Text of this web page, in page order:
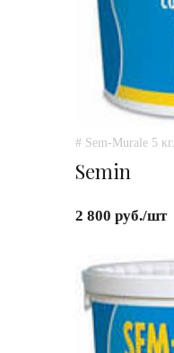
# Sem-Murale 5 кг.
Semin
2 800 руб./шт